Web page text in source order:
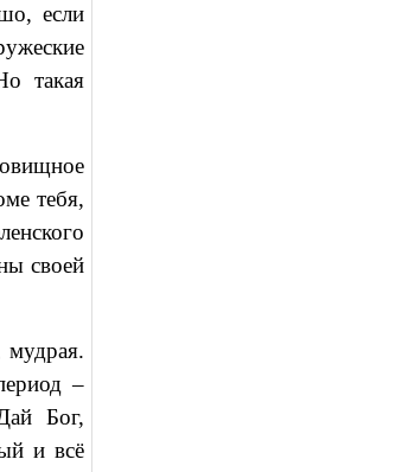
если
такая
тебя,
своей
–
Бог,
и всё